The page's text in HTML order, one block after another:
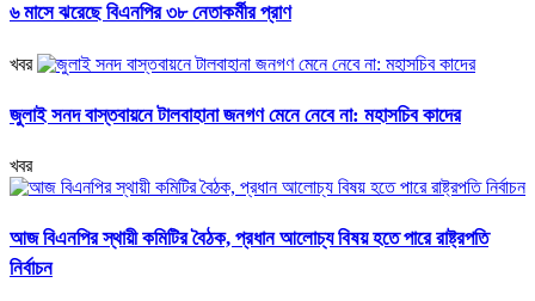
৬ মাসে ঝরেছে বিএনপির ৩৮ নেতাকর্মীর প্রাণ
খবর
জুলাই সনদ বাস্তবায়নে টালবাহানা জনগণ মেনে নেবে না: মহাসচিব কাদের
খবর
আজ বিএনপির স্থায়ী কমিটির বৈঠক, প্রধান আলোচ্য বিষয় হতে পারে রাষ্ট্রপতি
নির্বাচন